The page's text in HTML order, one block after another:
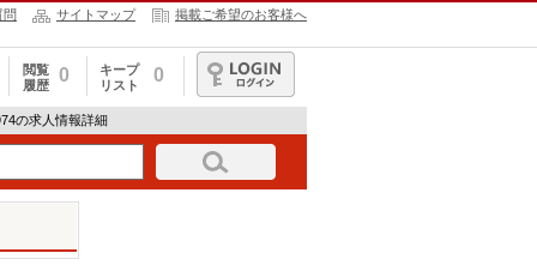
問 サイトマップ 掲載ご希望のお客様へ
閲覧
履歴
0
キープ
リスト
0
ログイン
の求人情報詳細